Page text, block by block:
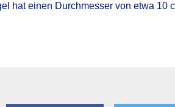
hat einen Durchmesser von etwa 10